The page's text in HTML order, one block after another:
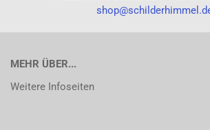
MEHR ÜBER...
Weitere Infoseiten